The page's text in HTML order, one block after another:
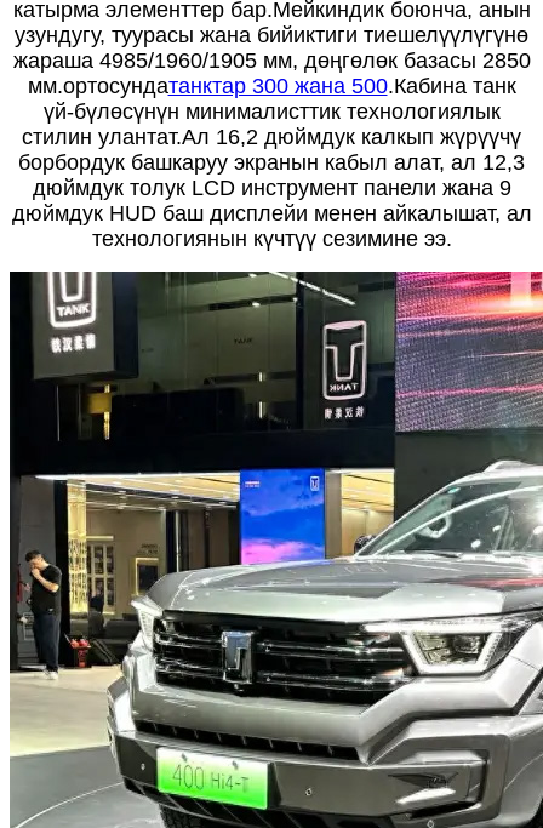
катырма элементтер бар.Мейкиндик боюнча, анын
узундугу, туурасы жана бийиктиги тиешелүүлүгүнө
жараша 4985/1960/1905 мм, дөңгөлөк базасы 2850
мм.ортосундатанктар 300 жана 500.Кабина танк
үй-бүлөсүнүн минималисттик технологиялык
стилин улантат.Ал 16,2 дюймдук калкып жүрүүчү
борбордук башкаруу экранын кабыл алат, ал 12,3
дюймдук толук LCD инструмент панели жана 9
дюймдук HUD баш дисплейи менен айкалышат, ал
технологиянын күчтүү сезимине ээ.